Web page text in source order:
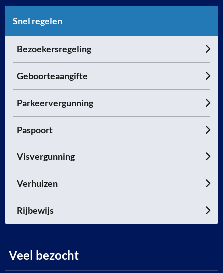
Snel regelen
Bezoekersregeling
Geboorteaangifte
Parkeervergunning
Paspoort
Visvergunning
Verhuizen
Rijbewijs
Veel bezocht